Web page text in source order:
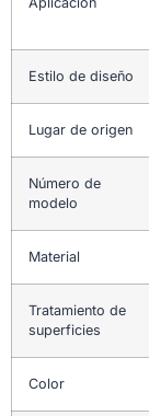
Estilo de diseño
Lugar de origen
Número de
modelo
Material
Tratamiento de
superficies
Color